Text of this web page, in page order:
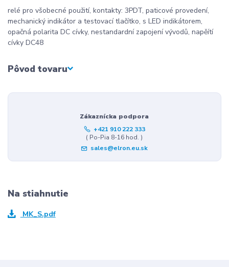
relé pro všobecné použití, kontakty: 3PDT, paticové provedení,
mechanický indikátor a testovací tlačítko, s LED indikátorem,
opačná polarita DC cívky, nestandardní zapojení vývodů, napěítí
cívky DC48
Pôvod tovaru
Zákaznícka podpora
+421 910 222 333
( Po-Pia 8-16 hod. )
sales@elron.eu.sk
Na stiahnutie
MK_S.pdf